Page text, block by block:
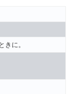
きに。